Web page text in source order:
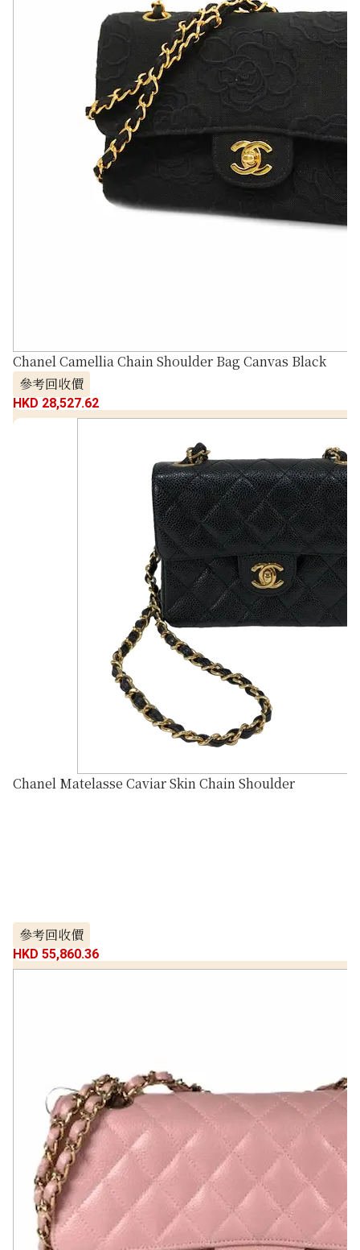
Chanel Camellia Chain Shoulder Bag Canvas Black
參考回收價
HKD 28,527.62
Chanel Matelasse Caviar Skin Chain Shoulder
參考回收價
HKD 55,860.36